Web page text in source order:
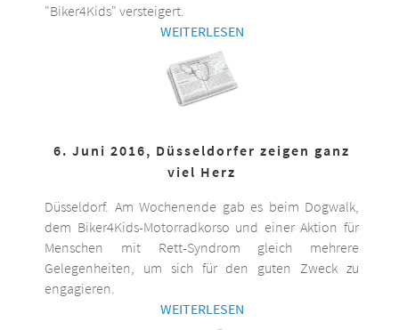
"Biker4Kids" versteigert.
WEITERLESEN
6. Juni 2016, Düsseldorfer zeigen ganz
viel Herz
Düsseldorf. Am Wochenende gab es beim Dogwalk,
dem Biker4Kids-Motorradkorso und einer Aktion für
Menschen mit Rett-Syndrom gleich mehrere
Gelegenheiten, um sich für den guten Zweck zu
engagieren.
WEITERLESEN